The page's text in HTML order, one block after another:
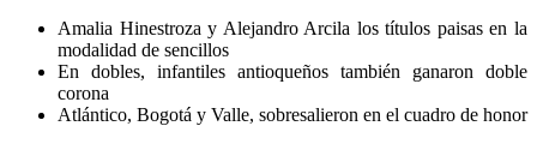
Amalia Hinestroza y Alejandro Arcila los títulos paisas en la
modalidad de sencillos
En dobles, infantiles antioqueños también ganaron doble
corona
Atlántico, Bogotá y Valle, sobresalieron en el cuadro de honor